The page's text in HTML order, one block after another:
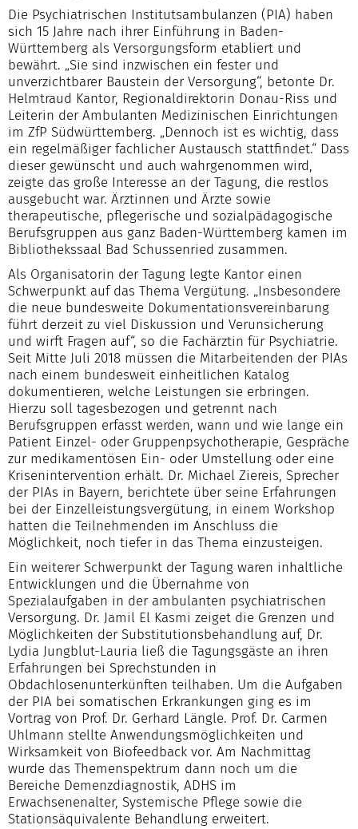
Die Psychiatrischen Institutsambulanzen (PIA) haben
sich 15 Jahre nach ihrer Einführung in Baden-
Württemberg als Versorgungsform etabliert und
bewährt. „Sie sind inzwischen ein fester und
unverzichtbarer Baustein der Versorgung“, betonte Dr.
Helmtraud Kantor, Regionaldirektorin Donau-Riss und
Leiterin der Ambulanten Medizinischen Einrichtungen
im ZfP Südwürttemberg. „Dennoch ist es wichtig, dass
ein regelmäßiger fachlicher Austausch stattfindet.“ Dass
dieser gewünscht und auch wahrgenommen wird,
zeigte das große Interesse an der Tagung, die restlos
ausgebucht war. Ärztinnen und Ärzte sowie
therapeutische, pflegerische und sozialpädagogische
Berufsgruppen aus ganz Baden-Württemberg kamen im
Bibliothekssaal Bad Schussenried zusammen.
Als Organisatorin der Tagung legte Kantor einen
Schwerpunkt auf das Thema Vergütung. „Insbesondere
die neue bundesweite Dokumentationsvereinbarung
führt derzeit zu viel Diskussion und Verunsicherung
und wirft Fragen auf“, so die Fachärztin für Psychiatrie.
Seit Mitte Juli 2018 müssen die Mitarbeitenden der PIAs
nach einem bundesweit einheitlichen Katalog
dokumentieren, welche Leistungen sie erbringen.
Hierzu soll tagesbezogen und getrennt nach
Berufsgruppen erfasst werden, wann und wie lange ein
Patient Einzel- oder Gruppenpsychotherapie, Gespräche
zur medikamentösen Ein- oder Umstellung oder eine
Krisenintervention erhält. Dr. Michael Ziereis, Sprecher
der PIAs in Bayern, berichtete über seine Erfahrungen
bei der Einzelleistungsvergütung, in einem Workshop
hatten die Teilnehmenden im Anschluss die
Möglichkeit, noch tiefer in das Thema einzusteigen.
Ein weiterer Schwerpunkt der Tagung waren inhaltliche
Entwicklungen und die Übernahme von
Spezialaufgaben in der ambulanten psychiatrischen
Versorgung. Dr. Jamil El Kasmi zeiget die Grenzen und
Möglichkeiten der Substitutionsbehandlung auf, Dr.
Lydia Jungblut-Lauria ließ die Tagungsgäste an ihren
Erfahrungen bei Sprechstunden in
Obdachlosenunterkünften teilhaben. Um die Aufgaben
der PIA bei somatischen Erkrankungen ging es im
Vortrag von Prof. Dr. Gerhard Längle. Prof. Dr. Carmen
Uhlmann stellte Anwendungsmöglichkeiten und
Wirksamkeit von Biofeedback vor. Am Nachmittag
wurde das Themenspektrum dann noch um die
Bereiche Demenzdiagnostik, ADHS im
Erwachsenenalter, Systemische Pflege sowie die
Stationsäquivalente Behandlung erweitert.